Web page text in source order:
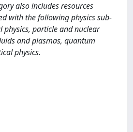
also includes resources
with the following physics sub-
particle and nuclear
and plasmas, quantum
physics.